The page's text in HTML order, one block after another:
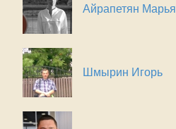
Айрапетян
Шмырин Игорь